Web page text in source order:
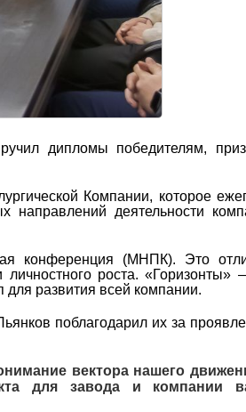
дипломы победителям,
Компании, которое
направлений деятельности
конференция (МНПК). Это
роста. «Горизонты»
развития всей компании.
поблагодарил их за
вектора нашего
для завода и компании